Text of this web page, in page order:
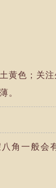
黄色；关
。
八角一般会